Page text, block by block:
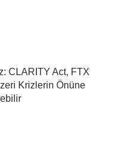
CLARITY Act, FTX
Krizlerin Önüne